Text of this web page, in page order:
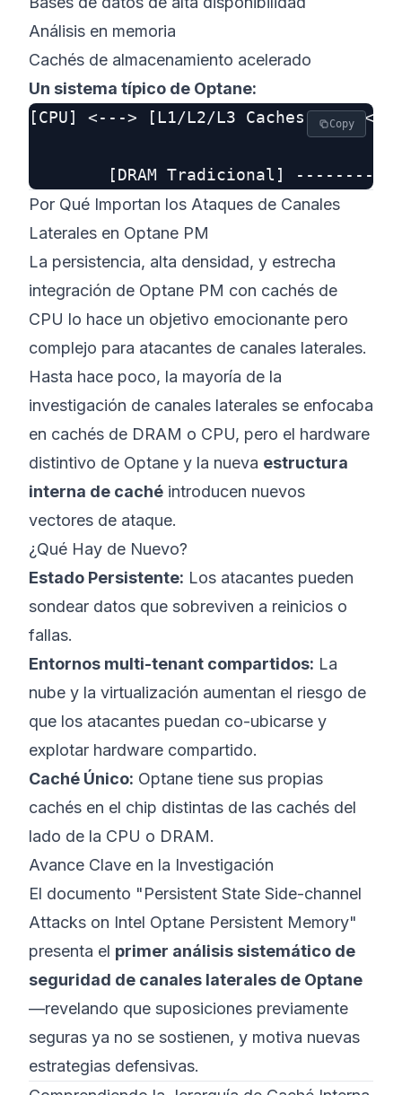
Análisis en memoria
Cachés de almacenamiento acelerado
Un sistema típico de Optane:
[CPU] <---> [L1/L2/L3 Caches CPU]
Copy
Por Qué Importan los Ataques de Canales
Laterales en Optane PM
La persistencia, alta densidad, y estrecha
integración de Optane PM con cachés de
CPU lo hace un objetivo emocionante pero
complejo para atacantes de canales laterales.
Hasta hace poco, la mayoría de la
investigación de canales laterales se enfocaba
en cachés de DRAM o CPU, pero el hardware
distintivo de Optane y la nueva estructura
interna de caché introducen nuevos
vectores de ataque.
¿Qué Hay de Nuevo?
Estado Persistente: Los atacantes pueden
sondear datos que sobreviven a reinicios o
fallas.
Entornos multi-tenant compartidos: La
nube y la virtualización aumentan el riesgo de
que los atacantes puedan co-ubicarse y
explotar hardware compartido.
Caché Único: Optane tiene sus propias
cachés en el chip distintas de las cachés del
lado de la CPU o DRAM.
Avance Clave en la Investigación
El documento "Persistent State Side-channel
Attacks on Intel Optane Persistent Memory"
presenta el primer análisis sistemático de
seguridad de canales laterales de Optane
—revelando que suposiciones previamente
seguras ya no se sostienen, y motiva nuevas
estrategias defensivas.